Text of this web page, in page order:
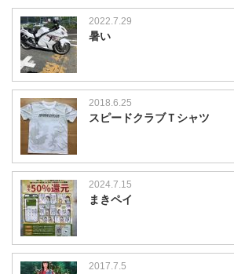
2022.7.29
暑い
2018.6.25
スピードクラブＴシャツ
2024.7.15
まきペイ
2017.7.5